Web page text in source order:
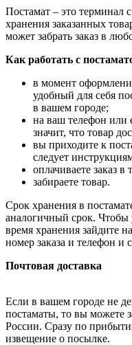
Постамат – это терминал
хранения заказанных
может забрать заказ в
Как работать с
в момент
удобный для себя
в вашем городе;
на ваш телефон или
значит, что товар
вы приходите к
следует
оплачиваете заказ в
забираете товар.
Срок хранения в
аналогичный срок.
время хранения зайдите
номер заказа и телефон и
Почтовая доставка
Если в вашем городе не
постаматы, то вы можете
России. Сразу по
извещение о посылке.